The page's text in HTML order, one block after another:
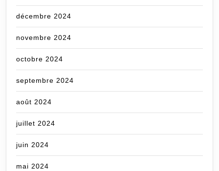
décembre 2024
novembre 2024
octobre 2024
septembre 2024
août 2024
juillet 2024
juin 2024
mai 2024